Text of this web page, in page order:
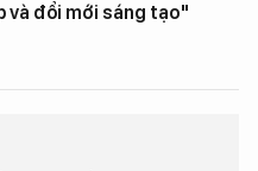
và đổi mới sáng tạo"